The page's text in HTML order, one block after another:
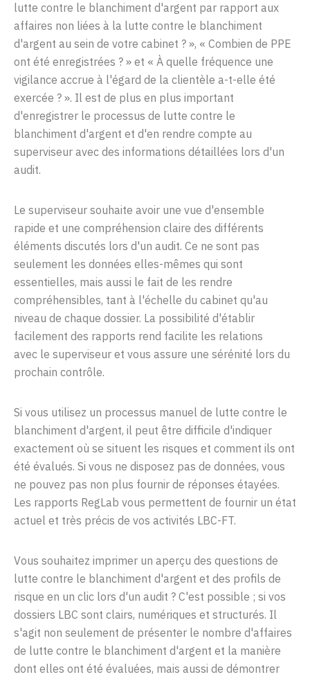
lutte contre le blanchiment d'argent par rapport aux
affaires non liées à la lutte contre le blanchiment
d'argent au sein de votre cabinet ? », « Combien de PPE
ont été enregistrées ? » et « À quelle fréquence une
vigilance accrue à l'égard de la clientèle a-t-elle été
exercée ? ». Il est de plus en plus important
d'enregistrer le processus de lutte contre le
blanchiment d'argent et d'en rendre compte au
superviseur avec des informations détaillées lors d'un
audit.
Le superviseur souhaite avoir une vue d'ensemble
rapide et une compréhension claire des différents
éléments discutés lors d'un audit. Ce ne sont pas
seulement les données elles-mêmes qui sont
essentielles, mais aussi le fait de les rendre
compréhensibles, tant à l'échelle du cabinet qu'au
niveau de chaque dossier. La possibilité d'établir
facilement des rapports rend facilite les relations
avec le superviseur et vous assure une sérénité lors du
prochain contrôle.
Si vous utilisez un processus manuel de lutte contre le
blanchiment d'argent, il peut être difficile d'indiquer
exactement où se situent les risques et comment ils ont
été évalués. Si vous ne disposez pas de données, vous
ne pouvez pas non plus fournir de réponses étayées.
Les rapports RegLab vous permettent de fournir un état
actuel et très précis de vos activités LBC-FT.
Vous souhaitez imprimer un aperçu des questions de
lutte contre le blanchiment d'argent et des profils de
risque en un clic lors d'un audit ? C'est possible ; si vos
dossiers LBC sont clairs, numériques et structurés. Il
s'agit non seulement de présenter le nombre d'affaires
de lutte contre le blanchiment d'argent et la manière
dont elles ont été évaluées, mais aussi de démontrer